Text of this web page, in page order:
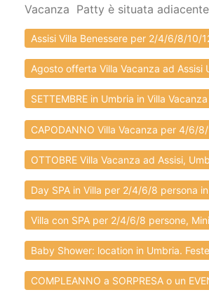
Vacanza Patty è situata
Assisi Villa Benessere per 2/4/6/8/10/
Agosto offerta Villa Vacanza ad Assisi
SETTEMBRE in Umbria in Villa
CAPODANNO Villa Vacanza per 4/6/
OTTOBRE Villa Vacanza ad Assisi,
Day SPA in Villa per 2/4/6/8 persona
Villa con SPA per 2/4/6/8 persone,
Baby Shower: location in Umbria.
COMPLEANNO a SORPRESA o un